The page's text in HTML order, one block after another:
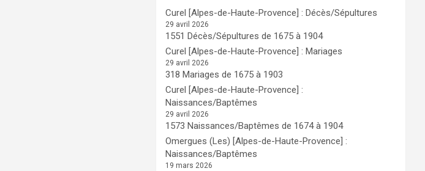
Curel [Alpes-de-Haute-Provence] : Décès/Sépultures
29 avril 2026
1551 Décès/Sépultures de 1675 à 1904
Curel [Alpes-de-Haute-Provence] : Mariages
29 avril 2026
318 Mariages de 1675 à 1903
Curel [Alpes-de-Haute-Provence] :
Naissances/Baptêmes
29 avril 2026
1573 Naissances/Baptêmes de 1674 à 1904
Omergues (Les) [Alpes-de-Haute-Provence] :
Naissances/Baptêmes
19 mars 2026